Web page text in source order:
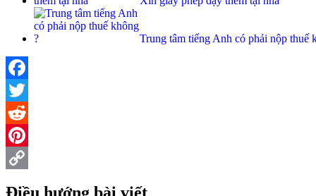
Trung tâm tiếng Anh có phải nộp thuế
Facebook
Twitter
Reddit
Pinterest
Điều hướng bài viết